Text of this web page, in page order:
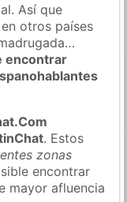
Así que
otros países
encontrar
. Estos
zonas
encontrar
mayor afluencia